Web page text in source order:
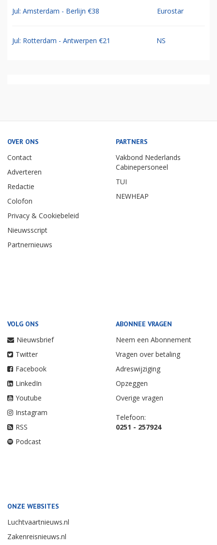
Jul: Amsterdam - Berlijn €38 Eurostar
Jul: Rotterdam - Antwerpen €21 NS
OVER ONS
Contact
Adverteren
Redactie
Colofon
Privacy & Cookiebeleid
Nieuwsscript
Partnernieuws
PARTNERS
Vakbond Nederlands
Cabinepersoneel
TUI
NEWHEAP
VOLG ONS
Nieuwsbrief
Twitter
Facebook
LinkedIn
Youtube
Instagram
RSS
Podcast
ABONNEE VRAGEN
Neem een Abonnement
Vragen over betaling
Adreswijziging
Opzeggen
Overige vragen
Telefoon:
0251 - 257924
ONZE WEBSITES
Luchtvaartnieuws.nl
Zakenreisnieuws.nl